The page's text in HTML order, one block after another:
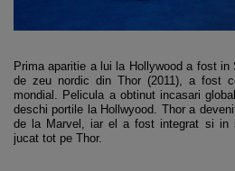
Prima aparitie a lui la Hollywood a fost in
de zeu nordic din Thor (2011), a fost
mondial. Pelicula a obtinut incasari
deschi portile la Hollwyood. Thor a
de la Marvel, iar el a fost integrat si in
jucat tot pe Thor.